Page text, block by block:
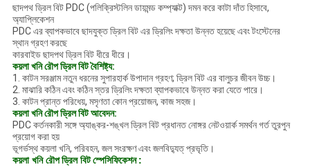
ছাদপথ ড্রিল বিট PDC (পলিক্রিস্টলিন ডায়মন্ড কম্প্যাক্ট) দমন করে কাটা দাঁত হিসাবে,
অ্যাপ্লিকেশন
PDC এর ব্যাপকভাবে ছাদযুক্ত ড্রিল বিট এর ড্রিলিং দক্ষতা উন্নত হয়েছে এবং টংস্টেনের
স্থান গ্রহণ করছে
কারবাইড ছাদপথ ড্রিল বিট ধীরে ধীরে।
কয়লা খনি রৌপ ড্রিল বিট বৈশিষ্ট্য:
1. কাটন সরঞ্জাম নতুন ধরনের সুপারহার্ক উপাদান গ্রহণ; ড্রিল বিট এর বালুচর জীবন উচ্চ।
2. মাঝারি কঠিন এবং কঠিন স্তর ড্রিলিং দক্ষতা ব্যাপকভাবে উন্নত করা যেতে পারে।
3. কাটন প্রান্ত পরিধেয়, মসৃণতা কোন প্রয়োজন, কাজ সহজ।
কয়লা খনি রৌপ ড্রিল বিট আবেদন:
PDC কর্তনকারী সঙ্গে অ্যাঙ্কর-শঙ্খল ড্রিল বিট প্রধানত নোঙ্গর নেটওয়ার্ক সমর্থন গর্ত তুরপুন
প্রয়োগ করা হয়
ভূগর্ভস্থ কয়লা খনি, পরিবহন, জল সংরক্ষণ এবং জলবিদ্যুত্ প্রভৃতি।
কয়লা খনি রৌপড্রিল বিটস্পেসিফিকেশন :